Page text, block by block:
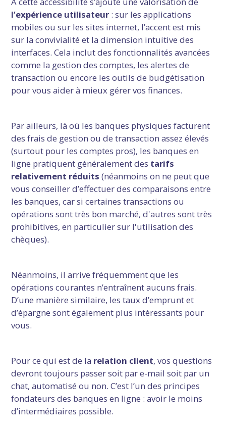
l’expérience utilisateur : sur les applications
mobiles ou sur les sites internet, l’accent est mis
sur la convivialité et la dimension intuitive des
interfaces. Cela inclut des fonctionnalités avancées
comme la gestion des comptes, les alertes de
transaction ou encore les outils de budgétisation
pour vous aider à mieux gérer vos finances.
Par ailleurs, là où les banques physiques facturent
des frais de gestion ou de transaction assez élevés
(surtout pour les comptes pros), les banques en
ligne pratiquent généralement des tarifs
relativement réduits(néanmoins on ne peut que
vous conseiller d’effectuer des comparaisons entre
les banques, car si certaines transactions ou
opérations sont très bon marché, d'autres sont très
prohibitives, en particulier sur l'utilisation des
chèques).
Néanmoins, il arrive fréquemment que les
opérations courantes n’entraînent aucuns frais.
D’une manière similaire, les taux d’emprunt et
d’épargne sont également plus intéressants pour
vous.
Pour ce qui est de la relation client, vos questions
devront toujours passer soit par e-mail soit par un
chat, automatisé ou non. C’est l’un des principes
fondateurs des banques en ligne : avoir le moins
d’intermédiaires possible.